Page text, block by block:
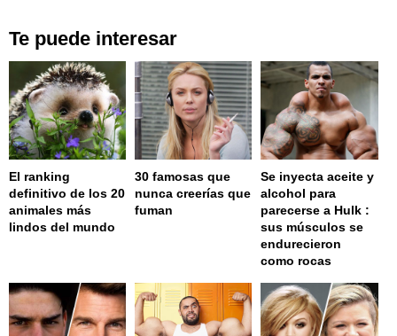
Te puede interesar
El ranking
definitivo de los 20
animales más
lindos del mundo
30 famosas que
nunca creerías que
fuman
Se inyecta aceite y
alcohol para
parecerse a Hulk :
sus músculos se
endurecieron
como rocas